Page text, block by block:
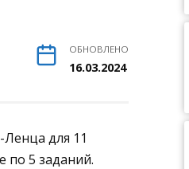
ОБНОВЛЕНО
16.03.2024
для 11
по 5 заданий.